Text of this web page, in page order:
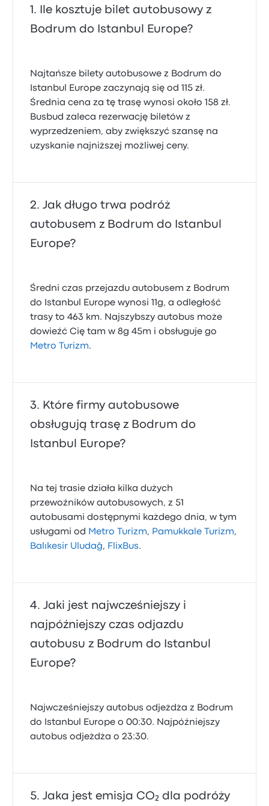
Ile kosztuje bilet autobusowy z
Bodrum do Istanbul Europe?
Najtańsze bilety autobusowe z Bodrum do
Istanbul Europe zaczynają się od 115 zł.
Średnia cena za tę trasę wynosi około 158 zł.
Busbud zaleca rezerwację biletów z
wyprzedzeniem, aby zwiększyć szansę na
uzyskanie najniższej możliwej ceny.
Jak długo trwa podróż
autobusem z Bodrum do Istanbul
Europe?
Średni czas przejazdu autobusem z Bodrum
do Istanbul Europe wynosi 11g, a odległość
trasy to 463 km. Najszybszy autobus może
dowieźć Cię tam w 8g 45m i obsługuje go
Metro Turizm.
Które firmy autobusowe
obsługują trasę z Bodrum do
Istanbul Europe?
Na tej trasie działa kilka dużych
przewoźników autobusowych, z 51
autobusami dostępnymi każdego dnia, w tym
usługami od Metro Turizm, Pamukkale Turizm,
Balıkesir Uludağ, FlixBus.
Jaki jest najwcześniejszy i
najpóźniejszy czas odjazdu
autobusu z Bodrum do Istanbul
Europe?
Najwcześniejszy autobus odjeżdża z Bodrum
do Istanbul Europe o 00:30. Najpóźniejszy
autobus odjeżdża o 23:30.
Jaka jest emisja CO₂ dla podróży